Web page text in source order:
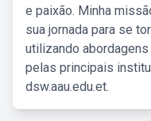
e paixão. Minha
sua jornada para se
utilizando
pelas principais
dsw.aau.edu.et.